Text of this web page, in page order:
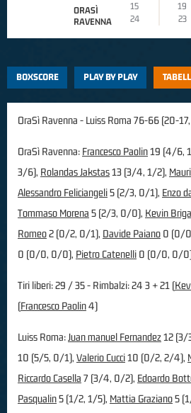
ORASÌ
RAVENNA
15
19
24
23
BOXSCORE PLAY BY PLAY
OraSì Ravenna - Luiss Roma 76-66 (20-
OraSì Ravenna: Francesco Paolin19 (4/6,
3/6), Rolandas Jakstas13 (3/4, 1/2),
Alessandro Feliciangeli5 (2/3, 0/1), Enzo
Tommaso Morena 5 (2/3, 0/0), Kevin
Romeo2 (0/2, 0/1), Davide Paiano 0 (0/
0 (0/0, 0/0), Pietro Catenelli 0 (0/0, 0/
Tiri liberi: 29 / 35 - Rimbalzi: 24 3 + 21 (
(Francesco Paolin4)
Luiss Roma: Juan manuel Fernandez12 (3/
10 (5/5, 0/1), Valerio Cucci10 (0/2, 2/4),
Riccardo Casella 7 (3/4, 0/2), Edoardo
Pasqualin5 (1/2, 1/5), Mattia Graziano5